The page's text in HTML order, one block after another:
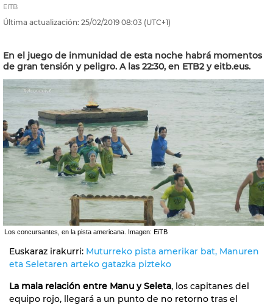
EITB
Última actualización: 25/02/2019 08:03 (UTC+1)
En el juego de inmunidad de esta noche habrá momentos
de gran tensión y peligro. A las 22:30, en ETB2 y eitb.eus.
Los concursantes, en la pista americana. Imagen: EiTB
Euskaraz irakurri: Muturreko pista amerikar bat, Manuren
eta Seletaren arteko gatazka pizteko
La mala relación entre Manu y Seleta, los capitanes del
equipo rojo, llegará a un punto de no retorno tras el